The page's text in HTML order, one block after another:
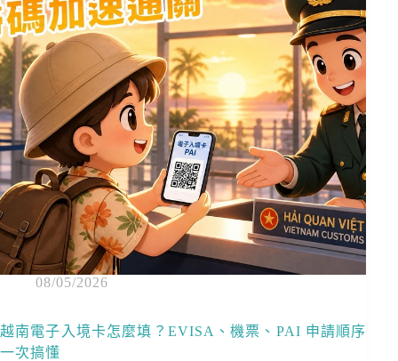
08/05/2026
越南電子入境卡怎麼填？EVISA、機票、PAI 申請順序
一次搞懂